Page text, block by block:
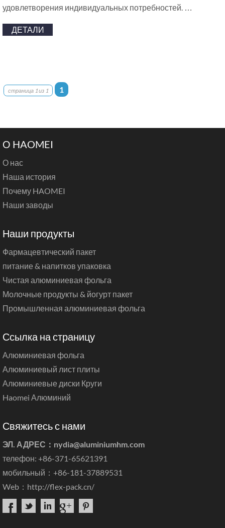
удовлетворения индивидуальных потребностей. …
ДЕТАЛИ
страница 1 из 1 1
О HAOMEI
О нас
Наша история
Почему HAOMEI
Наши заводы
Наши продукты
Фармацевтический пакет
питание & напитков упаковка
Чистая алюминиевая фольга
Молочные продукты & йогурт пакет
Промышленная алюминиевая фольга
Ссылка на страницу
Алюминиевая фольга
Алюминиевый лист плиты
Алюминиевые диски Круги
Haomei Алюминий
Свяжитесь с нами
ЭЛ. АДРЕС： nydia@aluminiumhm.com
телефон: +86-371-65621391
мобильный：+86-181-37889531
Web： http://flex-pack.cn/